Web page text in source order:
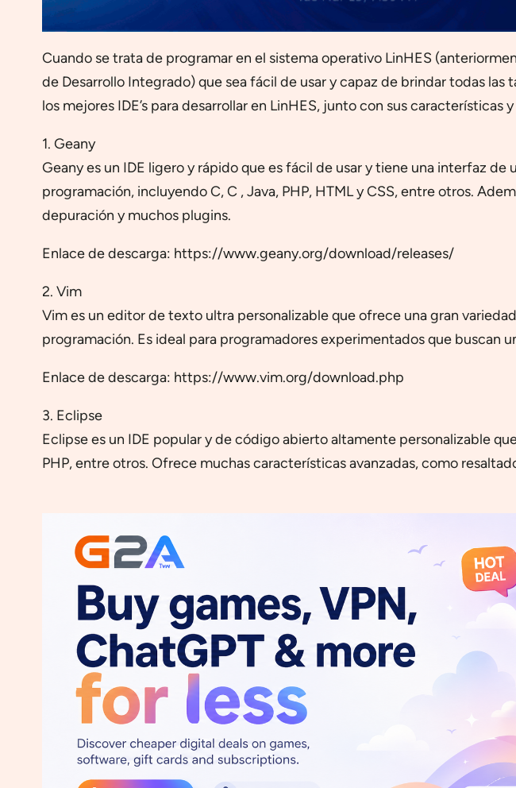
Cuando se trata de programar en el sistema operativo LinHES
de Desarrollo Integrado) que sea fácil de usar y capaz de brindar todas
los mejores IDE’s para desarrollar en LinHES, junto con sus características
1. Geany
Geany es un IDE ligero y rápido que es fácil de usar y tiene una interfaz
programación, incluyendo C, C , Java, PHP, HTML y CSS, entre otros.
depuración y muchos plugins.
Enlace de descarga: https://www.geany.org/download/releases/
2. Vim
Vim es un editor de texto ultra personalizable que ofrece una gran
programación. Es ideal para programadores experimentados que
Enlace de descarga: https://www.vim.org/download.php
3. Eclipse
Eclipse es un IDE popular y de código abierto altamente personalizable
PHP, entre otros. Ofrece muchas características avanzadas, como